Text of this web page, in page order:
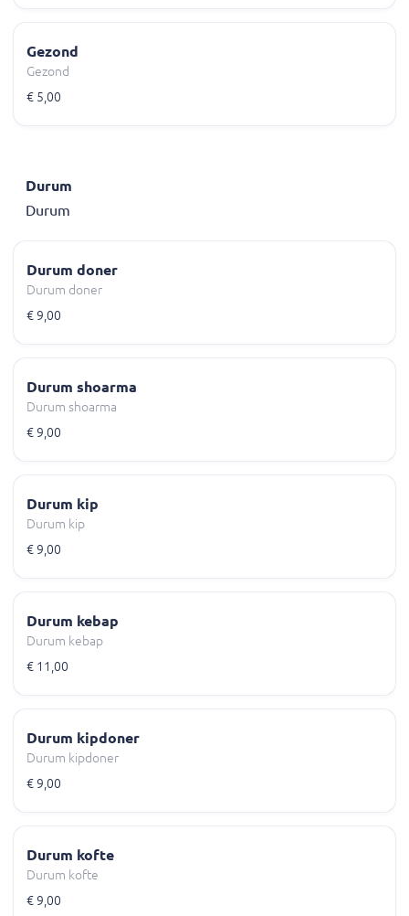
Gezond
Gezond
€ 5,00
Durum
Durum
Durum doner
Durum doner
€ 9,00
Durum shoarma
Durum shoarma
€ 9,00
Durum kip
Durum kip
€ 9,00
Durum kebap
Durum kebap
€ 11,00
Durum kipdoner
Durum kipdoner
€ 9,00
Durum kofte
Durum kofte
€ 9,00